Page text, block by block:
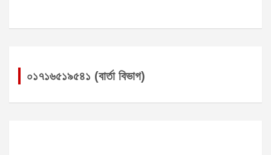
০১৭১৬৫১৯৫৪১ (বার্তা বিভাগ)